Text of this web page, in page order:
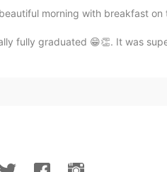
morning with breakfast
fully graduated 😁👏. It was